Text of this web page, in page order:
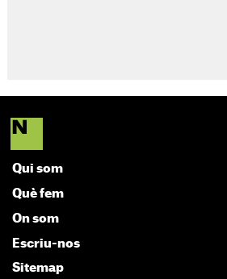
Qui som
Què fem
On som
Escriu-nos
Sitemap